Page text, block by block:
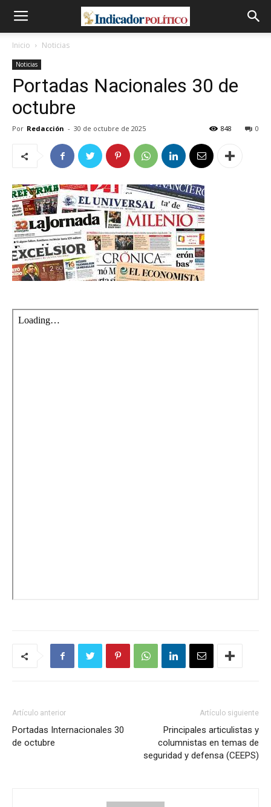
Inicio Noticias
Noticias
Portadas Nacionales 30 de
octubre
Por Redacción - 30 de octubre de 2025 0
848
Artículo anterior
Portadas Internacionales 30
de octubre
Artículo siguiente
Principales articulistas y
columnistas en temas de
seguridad y defensa (CEEPS)